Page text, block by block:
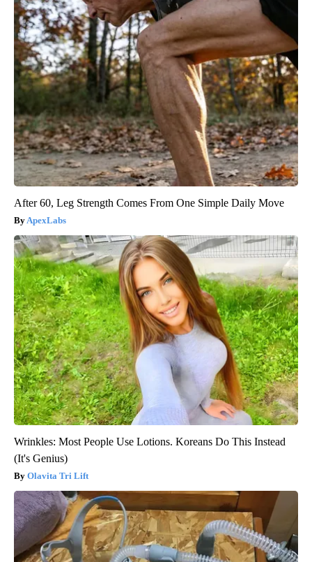
After 60, Leg Strength Comes From One Simple Daily Move
ApexLabs
Wrinkles: Most People Use Lotions. Koreans Do This Instead
(It's Genius)
Olavita Tri Lift